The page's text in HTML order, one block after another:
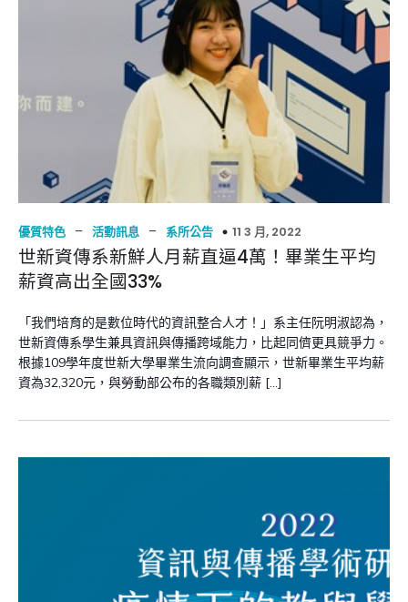
優質特色 – 活動訊息 – 系所公告 11 3 月, 2022
世新資傳系新鮮人月薪直逼4萬！畢業生平均
薪資高出全國33%
「我們培育的是數位時代的資訊整合人才！」系主任阮明淑認為，
世新資傳系學生兼具資訊與傳播跨域能力，比起同儕更具競爭力。
根據109學年度世新大學畢業生流向調查顯示，世新畢業生平均薪
資為32,320元，與勞動部公布的各職類別薪 […]